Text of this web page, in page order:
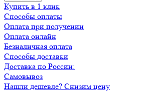
Купить в 1 клик
Способы оплаты
Оплата при получении
Оплата онлайн
Безналичная оплата
Способы доставки
Доставка по России:
Самовывоз
Нашли дешевле? Снизим цену